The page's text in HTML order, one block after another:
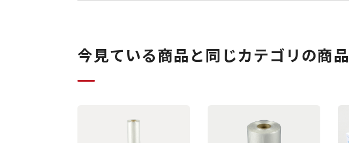
今見ている商品と同じカテゴリの商品